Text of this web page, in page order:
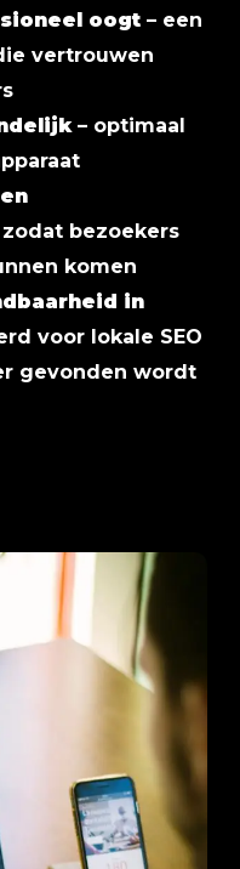
oogt– een
vertrouwen
– optimaal
bezoekers
komen
in
voor lokale SEO
gevonden wordt